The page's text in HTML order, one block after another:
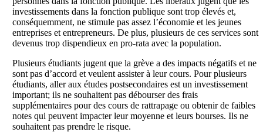
investissements dans la fonction publique sont trop élevés et,
conséquemment, ne stimule pas assez l’économie et les jeunes
entreprises et entrepreneurs. De plus, plusieurs de ces services sont
devenus trop dispendieux en pro-rata avec la population.
Plusieurs étudiants jugent que la grève a des impacts négatifs et ne
sont pas d’accord et veulent assister à leur cours. Pour plusieurs
étudiants, aller aux études postsecondaires est un investissement
important; ils ne souhaitent pas débourser des frais
supplémentaires pour des cours de rattrapage ou obtenir de faibles
notes qui peuvent impacter leur moyenne et leurs bourses. Ils ne
souhaitent pas prendre le risque.